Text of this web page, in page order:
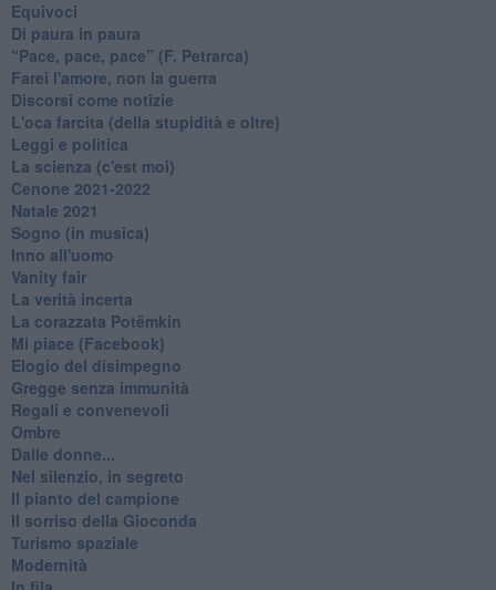
Equivoci
Di paura in paura
​“Pace, pace, pace” (F. Petrarca)
Farei l'amore, non la guerra
Discorsi come notizie
L'oca farcita (della stupidità e oltre)
Leggi e politica
La scienza (c'est moi)
Cenone 2021-2022
Natale 2021
Sogno (in musica)
Inno all'uomo
Vanity fair
La verità incerta
La corazzata Potëmkin
Mi piace (Facebook)
Elogio del disimpegno
Gregge senza immunità
Regali e convenevoli
Ombre
Dalle donne...
Nel silenzio, in segreto
Il pianto del campione
Il sorriso della Gioconda
Turismo spaziale
Modernità